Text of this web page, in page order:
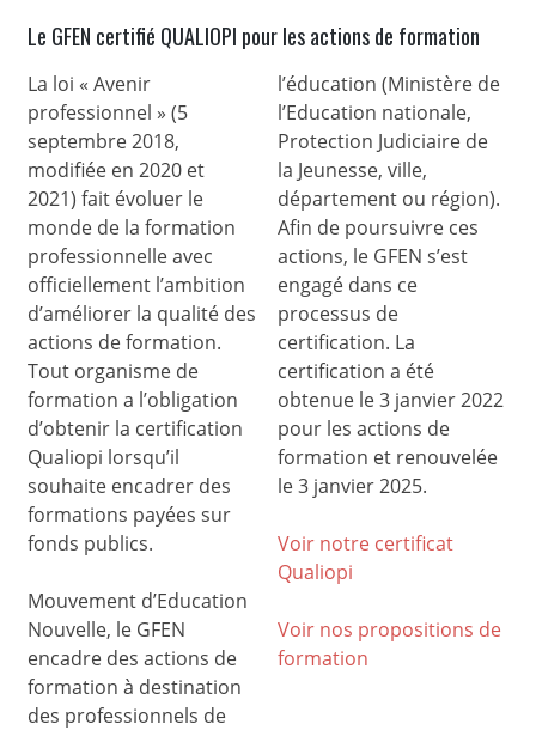
Le GFEN certifié QUALIOPI pour les actions de formation
La loi « Avenir
professionnel » (5
septembre 2018,
modifiée en 2020 et
2021) fait évoluer le
monde de la formation
professionnelle avec
officiellement l’ambition
d’améliorer la qualité des
actions de formation.
Tout organisme de
formation a l’obligation
d’obtenir la certification
Qualiopi lorsqu’il
souhaite encadrer des
formations payées sur
fonds publics.
Mouvement d’Education
Nouvelle, le GFEN
encadre des actions de
formation à destination
des professionnels de
l’éducation (Ministère de
l’Education nationale,
Protection Judiciaire de
la Jeunesse, ville,
département ou région).
Afin de poursuivre ces
actions, le GFEN s’est
engagé dans ce
processus de
certification. La
certification a été
obtenue le 3 janvier 2022
pour les actions de
formation et renouvelée
le 3 janvier 2025.
Voir notre certificat
Qualiopi
Voir nos propositions de
formation